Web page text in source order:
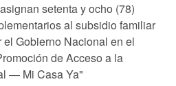
setenta y ocho (78)
al subsidio familiar
Gobierno Nacional en el
de Acceso a la
— Mi Casa Ya"